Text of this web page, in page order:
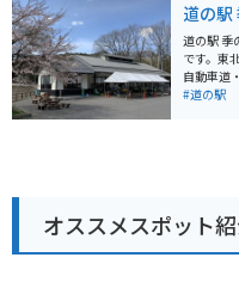
る場合は
が設けら
て知られ
クス熱海
は、特に
道の駅
道の駅 季
です。東
自動車道
す。 施設内には、地元の農産物をはじめ、特産品を販売
ストランなどがあ
も広々
域ならで
す。 また、道の駅 季の里天栄は、地元の名産品である
「天栄米
#道の駅
オススメスポット